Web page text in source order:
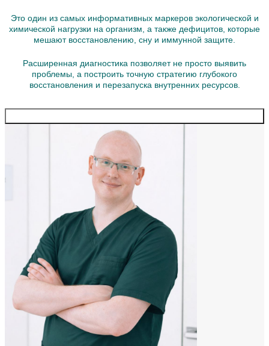
Это один из самых информативных маркеров экологической и
химической нагрузки на организм, а также дефицитов, которые
мешают восстановлению, сну и иммунной защите.
Расширенная диагностика позволяет не просто выявить
проблемы, а построить точную стратегию глубокого
восстановления и перезапуска внутренних ресурсов.